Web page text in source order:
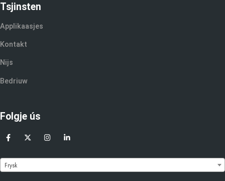
Tsjinsten
Applikaasjes
Kontakt
Nijs
Bedriuw
Folgje ús
Frysk